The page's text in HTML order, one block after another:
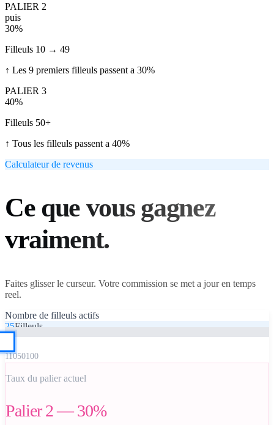
PALIER 2
puis
30%
Filleuls 10 → 49
↑ Les 9 premiers filleuls passent a 30%
PALIER 3
40%
Filleuls 50+
↑ Tous les filleuls passent a 40%
Calculateur de revenus
Ce que vous gagnez
vraiment.
Faites glisser le curseur. Votre commission se met a jour en temps
reel.
Nombre de filleuls actifs
25Filleuls
11050100
Taux du palier actuel
Palier 2 — 30%